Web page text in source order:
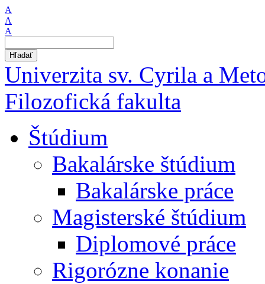
A
A
A
Hľadať
Univerzita sv. Cyrila a
Filozofická fakulta
Štúdium
Bakalárske štúdium
Bakalárske práce
Magisterské štúdium
Diplomové práce
Rigorózne konanie